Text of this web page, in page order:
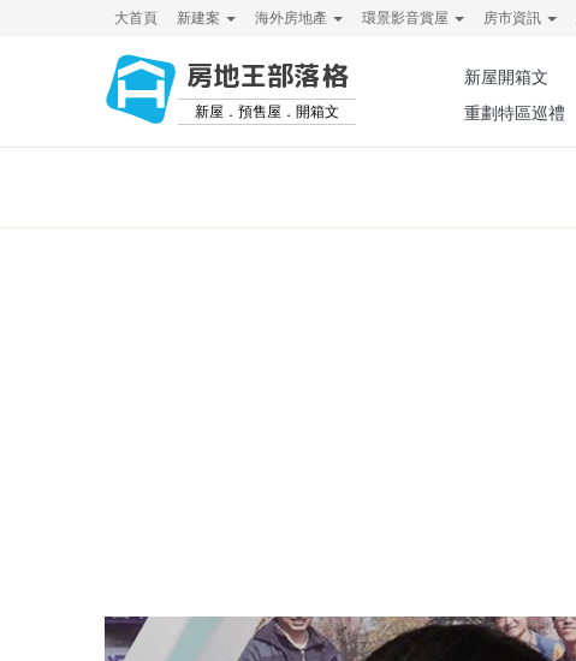
大首頁 新建案 海外房地產 環景影音賞屋 房市資訊
房地王部落格
新屋．預售屋．開箱文
新屋開箱文
重劃特區巡禮